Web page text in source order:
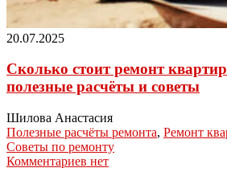
20.07.2025
Сколько стоит ремонт
полезные расчёты и советы
Шилова Анастасия
Полезные расчёты ремонта, Ремонт
Советы по ремонту
Комментариев нет